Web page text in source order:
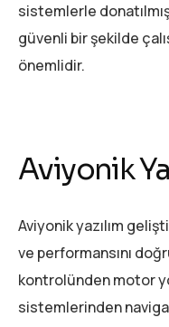
sistemlerle
güvenli bir şekilde
önemlidir.
Aviyonik
Aviyonik yazılım
ve performansını
kontrolünden motor
sistemlerinden